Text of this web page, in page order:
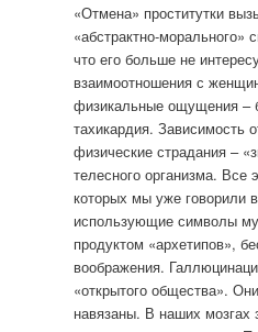
«Отмена» проститутки
«абстрактно-морального»
что его больше не
взаимоотношения с
физикальные ощущения –
тахикардия. Зависимость
физические страдания –
телесного организма. Все
которых мы уже говорили
использующие символы
продуктом «архетипов»,
воображения.
«открытого общества».
навязаны. В наших мозгах